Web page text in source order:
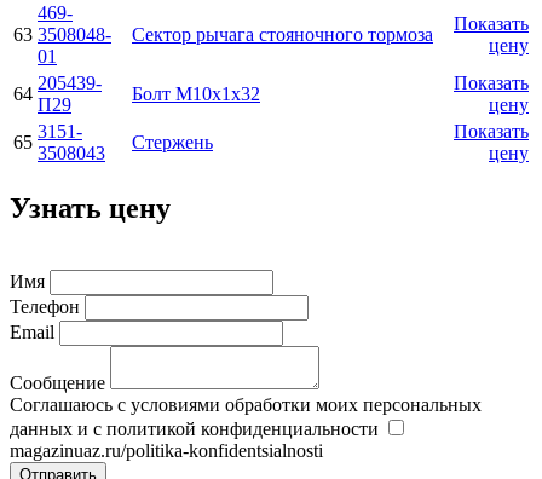
63
469-
3508048-
01
Сектоp pычага стояночного тоpмоза
Показать
цену
64
205439-
П29
Болт М10х1х32
Показать
цену
65
3151-
3508043
Стержень
Показать
цену
Узнать цену
Имя
Телефон
Email
Сообщение
Соглашаюсь с условиями обработки моих персональных
данных и с политикой конфиденциальности
magazinuaz.ru/politika-konfidentsialnosti
Отправить